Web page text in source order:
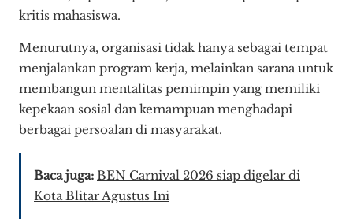
kritis mahasiswa.
Menurutnya, organisasi tidak hanya sebagai tempat
menjalankan program kerja, melainkan sarana untuk
membangun mentalitas pemimpin yang memiliki
kepekaan sosial dan kemampuan menghadapi
berbagai persoalan di masyarakat.
Baca juga: BEN Carnival 2026 siap digelar di
Kota Blitar Agustus Ini